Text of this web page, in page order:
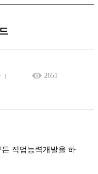
2651
직업능력개발을 하